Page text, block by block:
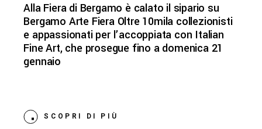
Alla Fiera di Bergamo è calato il sipario su
Bergamo Arte Fiera Oltre 10mila collezionisti
e appassionati per l’accoppiata con Italian
Fine Art, che prosegue fino a domenica 21
gennaio
SCOPRI DI PIÙ